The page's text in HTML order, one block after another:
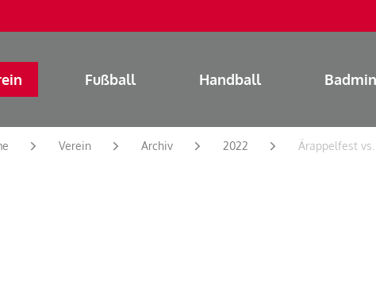
Fußball Handball
Verein Archiv 2022 Ärappelfest vs.